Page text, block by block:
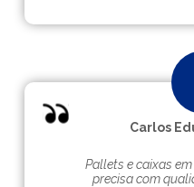
Carlos
Pallets e caixas
precisa com